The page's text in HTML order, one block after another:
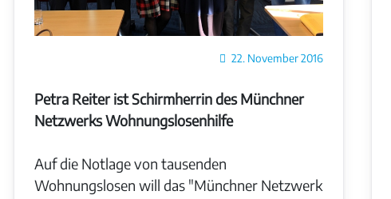
22. November 2016
Petra Reiter ist Schirmherrin des Münchner
Netzwerks Wohnungslosenhilfe
Auf die Notlage von tausenden
Wohnungslosen will das "Münchner Netzwerk